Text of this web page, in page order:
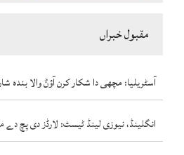
مقبول خبراں
آسٹریلیا: مچھی دا شکار کرن آؤݨ والا بندہ
انگلینڈ، نیوزی لینڈ ٹیسٹ: لارڈز دی پچ